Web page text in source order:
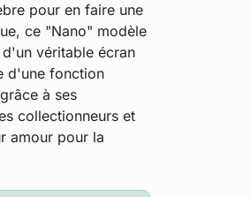
pour en faire une
ce "Nano" modèle
véritable écran
d'une fonction
à ses
collectionneurs et
amour pour la